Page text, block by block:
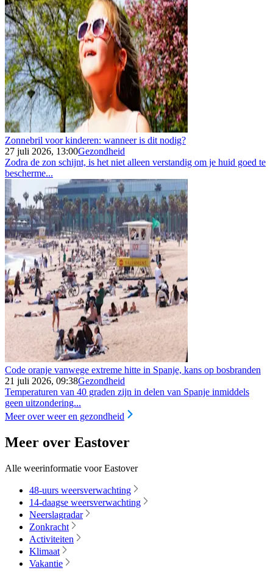
Zonnebril voor kinderen: wanneer is dit nodig?
27 juli 2026, 13:00Gezondheid
Zodra de zon schijnt, is het niet alleen verstandig om je huid goed te
bescherme...
Code oranje vanwege extreme hitte in Spanje, kans op bosbranden
21 juli 2026, 09:38Gezondheid
Temperaturen van 40 graden zijn in delen van Spanje inmiddels
geen uitzondering...
Meer over weer en gezondheid
Meer over Eastover
Alle weerinformatie voor Eastover
48-uurs weersverwachting
14-daagse weersverwachting
Neerslagradar
Zonkracht
Activiteiten
Klimaat
Vakantie